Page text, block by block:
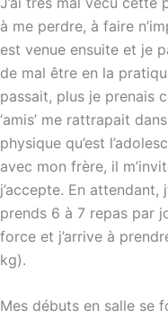
à me perdre, à faire
est venue ensuite et je
de mal être en la
passait, plus je prenais
‘amis’ me rattrapait
physique qu’est
avec mon frère, il
j’accepte. En attendant,
prends 6 à 7 repas par
force et j’arrive à
kg).
Mes débuts en salle se